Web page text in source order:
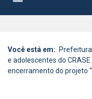
Você está em:
e adolescentes do
encerramento do projeto